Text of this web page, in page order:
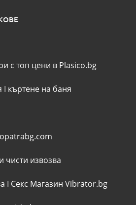
с топ цени в Plasico.bg
I къртене на баня
чисти извозва
I Секс Магазин Vibrator.bg